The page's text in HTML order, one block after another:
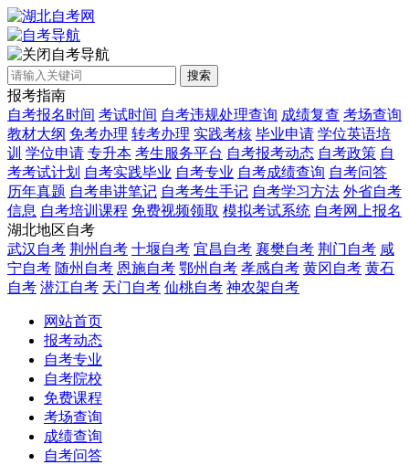
自考导航
搜索
报考指南
自考报名时间 考试时间 自考违规处理查询 成绩复查 考场查询
教材大纲 免考办理 转考办理 实践考核 毕业申请 学位英语培
训 学位申请 专升本 考生服务平台 自考报考动态 自考政策 自
考考试计划 自考实践毕业 自考专业 自考成绩查询 自考问答
历年真题 自考串讲笔记 自考考生手记 自考学习方法 外省自考
信息 自考培训课程 免费视频领取 模拟考试系统 自考网上报名
湖北地区自考
武汉自考 荆州自考 十堰自考 宜昌自考 襄樊自考 荆门自考 咸
宁自考 随州自考 恩施自考 鄂州自考 孝感自考 黄冈自考 黄石
自考 潜江自考 天门自考 仙桃自考 神农架自考
网站首页
报考动态
自考专业
自考院校
免费课程
考场查询
成绩查询
自考问答